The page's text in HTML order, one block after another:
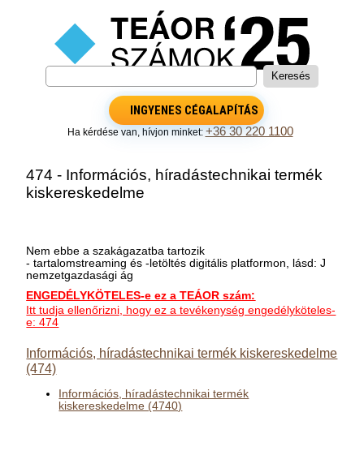
INGYENES CÉGALAPÍTÁS
Ha kérdése van, hívjon minket: +36 30 220 1100
474 - Információs, híradástechnikai termék
kiskereskedelme
Nem ebbe a szakágazatba tartozik
- tartalomstreaming és -letöltés digitális platformon, lásd: J
nemzetgazdasági ág
ENGEDÉLYKÖTELES-e ez a TEÁOR szám:
Itt tudja ellenőrizni, hogy ez a tevékenység engedélyköteles-
e: 474
Információs, híradástechnikai termék kiskereskedelme
(474)
Információs, híradástechnikai termék
kiskereskedelme (4740)